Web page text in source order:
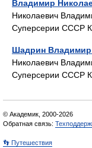
Владимир
Николаевич
Суперсерии СССР
Шадрин Владимир
Николаевич
Суперсерии СССР
© Академик, 2000-2026
Обратная связь:
👣 Путешествия